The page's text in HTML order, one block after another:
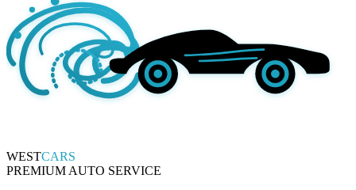
WESTCARS
PREMIUM AUTO SERVICE